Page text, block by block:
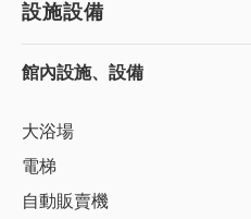
設施設備
館內設施、設備
大浴場
電梯
自動販賣機